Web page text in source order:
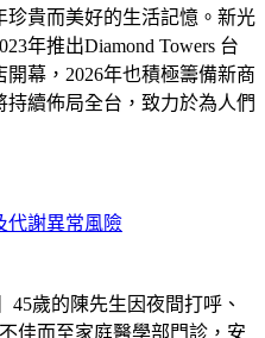
珍貴而美好的生活記憶。新光
年推出Diamond Towers 台
幕，2026年也積極籌備新商
續佈局全台，致力於為人們
代謝異常風險
45歲的陳先生因夜間打呼、
佳而至家庭醫學部門診，安